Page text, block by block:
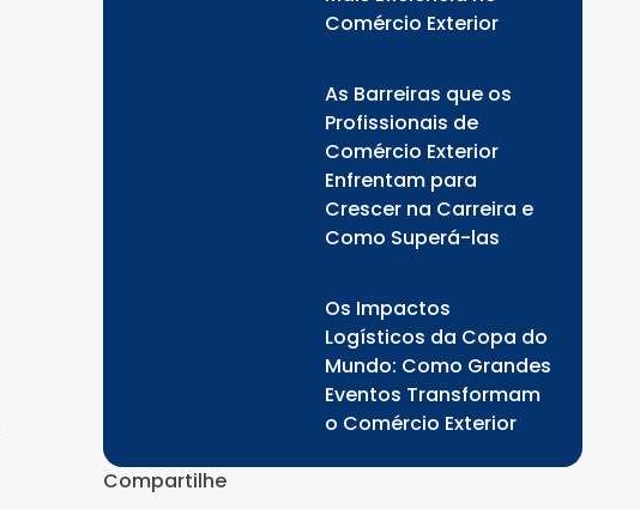
Comércio Exterior
As Barreiras que os
Profissionais de
Comércio Exterior
Enfrentam para
Crescer na Carreira e
Como Superá-las
Os Impactos
Logísticos da Copa do
Mundo: Como Grandes
Eventos Transformam
o Comércio Exterior
Compartilhe